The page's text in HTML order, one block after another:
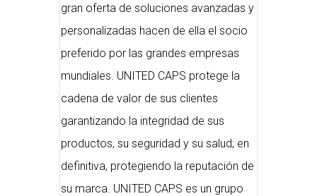
gran oferta de soluciones avanzadas y
personalizadas hacen de ella el socio
preferido por las grandes empresas
mundiales. UNITED CAPS protege la
cadena de valor de sus clientes
garantizando la integridad de sus
productos, su seguridad y su salud; en
definitiva, protegiendo la reputación de
su marca. UNITED CAPS es un grupo